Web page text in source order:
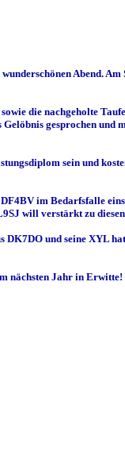
Abend.
die nachgeholte
gesprochen und
sein und
im Bedarfsfalle
will verstärkt zu
und seine XYL
nächsten Jahr in Erwitte!